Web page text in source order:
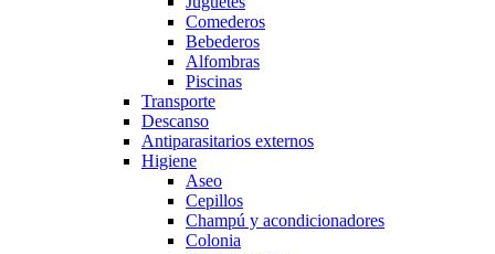
Comederos
Bebederos
Alfombras
Piscinas
Transporte
Descanso
Antiparasitarios externos
Higiene
Aseo
Cepillos
Champú y acondicionadores
Colonia